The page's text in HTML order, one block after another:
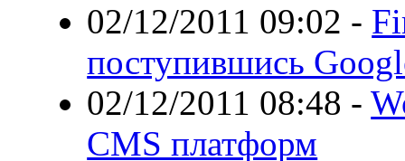
02/12/2011 09:02 -
поступившись
02/12/2011 08:48 -
CMS платформ